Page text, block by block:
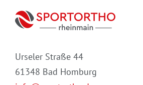
Urseler Straße 44
61348 Bad Homburg